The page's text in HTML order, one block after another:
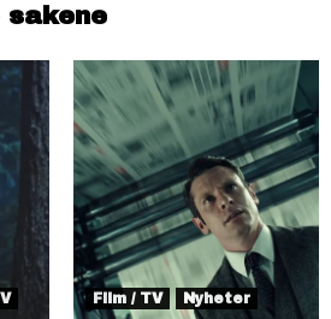
Film / TV Nyheter